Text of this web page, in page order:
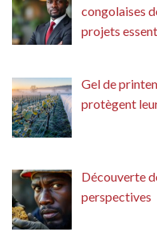
congolaises
projets
Gel de
protègent
Découverte
perspectives